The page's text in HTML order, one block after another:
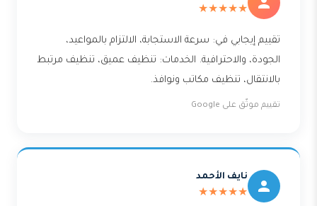
★★★★★
تقييم إيجابي في: سرعة الاستجابة، الالتزام بالمواعيد،
الجودة، والاحترافية. الخدمات: تنظيف عميق، تنظيف مرتبط
بالانتقال، تنظيف مكاتب ونوافذ.
تقييم موثّق على Google
نايف الأحمد
★★★★★